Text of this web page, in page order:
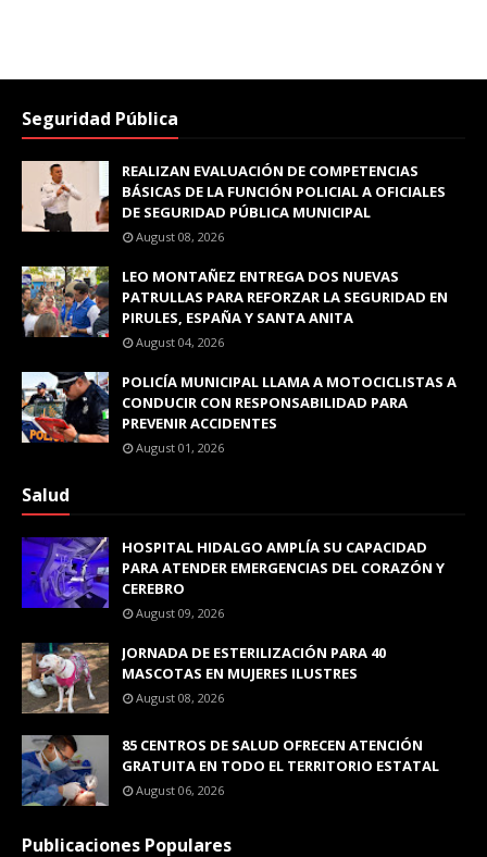
Seguridad Pública
REALIZAN EVALUACIÓN DE COMPETENCIAS
BÁSICAS DE LA FUNCIÓN POLICIAL A OFICIALES
DE SEGURIDAD PÚBLICA MUNICIPAL
August 08, 2026
LEO MONTAÑEZ ENTREGA DOS NUEVAS
PATRULLAS PARA REFORZAR LA SEGURIDAD EN
PIRULES, ESPAÑA Y SANTA ANITA
August 04, 2026
POLICÍA MUNICIPAL LLAMA A MOTOCICLISTAS A
CONDUCIR CON RESPONSABILIDAD PARA
PREVENIR ACCIDENTES
August 01, 2026
Salud
HOSPITAL HIDALGO AMPLÍA SU CAPACIDAD
PARA ATENDER EMERGENCIAS DEL CORAZÓN Y
CEREBRO
August 09, 2026
JORNADA DE ESTERILIZACIÓN PARA 40
MASCOTAS EN MUJERES ILUSTRES
August 08, 2026
85 CENTROS DE SALUD OFRECEN ATENCIÓN
GRATUITA EN TODO EL TERRITORIO ESTATAL
August 06, 2026
Publicaciones Populares